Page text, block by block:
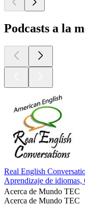
Podcasts a la
Real English
Aprendizaje de idiomas,
Acerca de Mundo TEC
Acerca de Mundo TEC